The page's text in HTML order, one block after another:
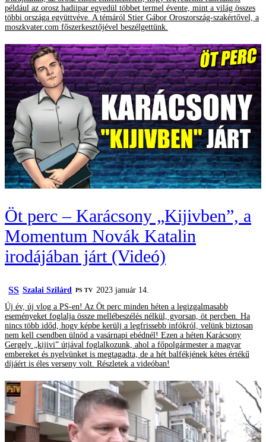
például az orosz hadiipar egyedül többet termel évente, mint a világ összes
többi országa együttvéve. A témáról Stier Gábor Oroszország-szakértővel, a
moszkvater.com főszerkesztőjével beszélgettünk.
Öt perc – Karácsony „Kijivben”, a
Momentum Novák Katalin
irodájában járt (Videó)
SS Szalai Szilárd PS TV
2023 január 14.
Új év, új vlog a PS-en! Az Öt perc minden héten a legizgalmasabb
eseményeket foglalja össze mellébeszélés nélkül, gyorsan, öt percben. Ha
nincs több időd, hogy képbe kerülj a legfrissebb infókról, velünk biztosan
nem kell csendben ülnöd a vasárnapi ebédnél! Ezen a héten Karácsony
Gergely „kijivi” útjával foglalkozunk, ahol a főpolgármester a magyar
embereket és nyelvünket is megtagadta, de a hét balfékjének kétes értékű
díjáért is éles verseny volt. Részletek a videóban!